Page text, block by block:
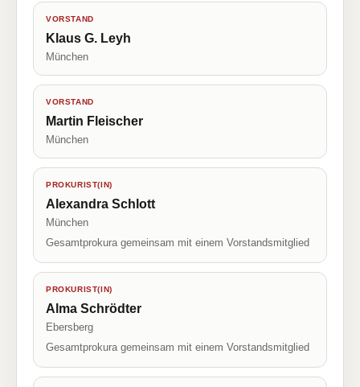
VORSTAND
Klaus G. Leyh
München
VORSTAND
Martin Fleischer
München
PROKURIST(IN)
Alexandra Schlott
München
Gesamtprokura gemeinsam mit einem Vorstandsmitglied
PROKURIST(IN)
Alma Schrödter
Ebersberg
Gesamtprokura gemeinsam mit einem Vorstandsmitglied